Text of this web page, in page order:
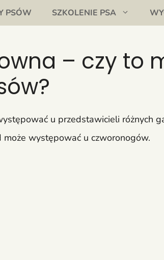
PSÓW SZKOLENIE PSA
– czy to
u przedstawicieli różnych
może występować u czworonogów.